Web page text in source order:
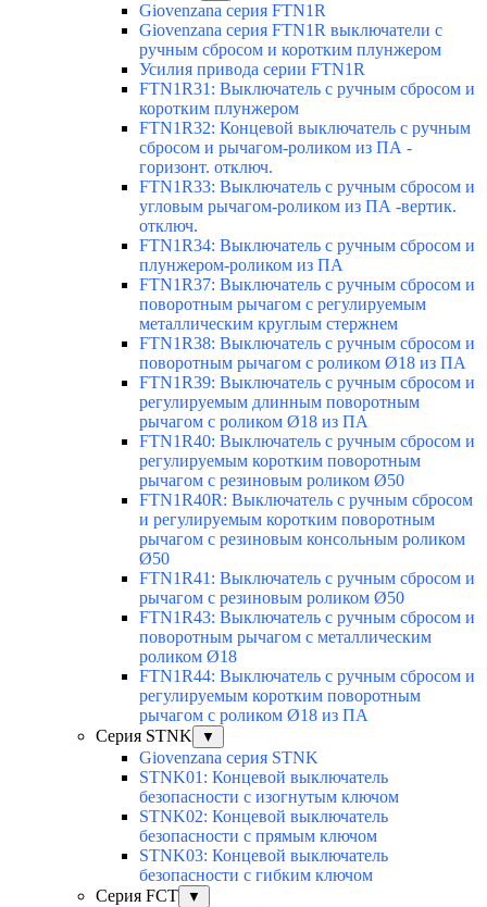
Giovenzana серия FTN1R
Giovenzana серия FTN1R выключатели с
ручным сбросом и коротким плунжером
Усилия привода серии FTN1R
FTN1R31: Выключатель с ручным сбросом и
коротким плунжером
FTN1R32: Концевой выключатель с ручным
сбросом и рычагом-роликом из ПА -
горизонт. отключ.
FTN1R33: Выключатель с ручным сбросом и
угловым рычагом-роликом из ПА -вертик.
отключ.
FTN1R34: Выключатель с ручным сбросом и
плунжером-роликом из ПА
FTN1R37: Выключатель с ручным сбросом и
поворотным рычагом с регулируемым
металлическим круглым стержнем
FTN1R38: Выключатель с ручным сбросом и
поворотным рычагом с роликом Ø18 из ПА
FTN1R39: Выключатель с ручным сбросом и
регулируемым длинным поворотным
рычагом с роликом Ø18 из ПА
FTN1R40: Выключатель с ручным сбросом и
регулируемым коротким поворотным
рычагом с резиновым роликом Ø50
FTN1R40R: Выключатель с ручным сбросом
и регулируемым коротким поворотным
рычагом с резиновым консольным роликом
Ø50
FTN1R41: Выключатель с ручным сбросом и
рычагом с резиновым роликом Ø50
FTN1R43: Выключатель с ручным сбросом и
поворотным рычагом с металлическим
роликом Ø18
FTN1R44: Выключатель с ручным сбросом и
регулируемым коротким поворотным
рычагом с роликом Ø18 из ПА
Серия STNK
▼
Giovenzana серия STNK
STNK01: Концевой выключатель
безопасности с изогнутым ключом
STNK02: Концевой выключатель
безопасности с прямым ключом
STNK03: Концевой выключатель
безопасности с гибким ключом
Серия FCT
▼